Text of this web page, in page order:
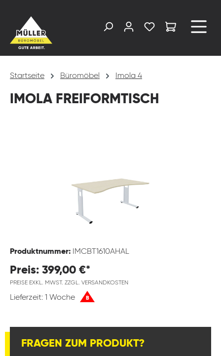
Startseite Büromöbel Imola 4
IMOLA FREIFORMTISCH
Produktnummer: IMCBT1610AHAL
Preis: 399,00 €*
PREISE EXKL. MWST. ZZGL. VERSANDKOSTEN
Lieferzeit: 1 Woche B
FRAGEN ZUM PRODUKT?